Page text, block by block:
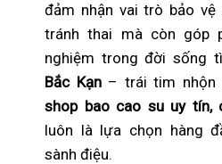
đảm nhận vai trò bảo vệ
tránh thai mà còn góp
nghiệm trong đời sống
Bắc Kạn– trái tim nhộn
shop bao cao su uy tín,
luôn là lựa chọn hàng
sành điệu.